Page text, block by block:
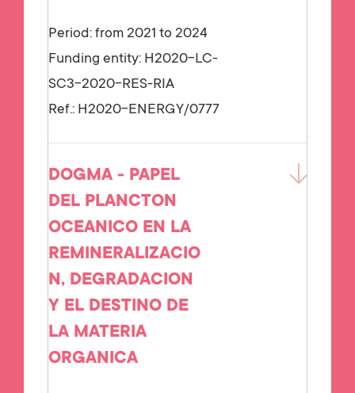
Period: from 2021 to 2024
Funding entity: H2020-LC-
SC3-2020-RES-RIA
Ref.: H2020-ENERGY/0777
DOGMA - PAPEL
DEL PLANCTON
OCEANICO EN LA
REMINERALIZACIO
N, DEGRADACION
Y EL DESTINO DE
LA MATERIA
ORGANICA